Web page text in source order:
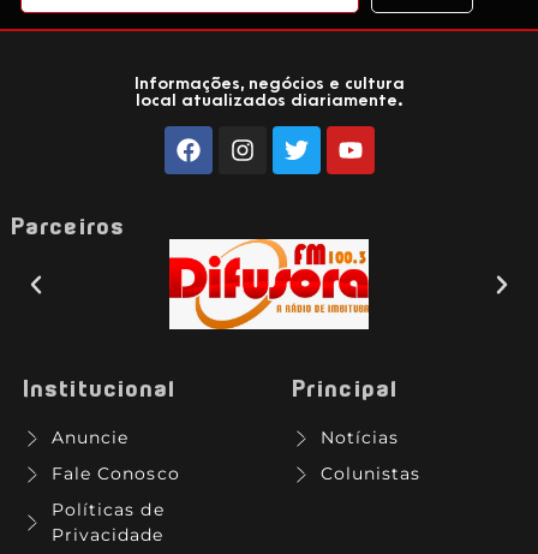
Informações, negócios e cultura
local atualizados diariamente.
Parceiros
Institucional
Anuncie
Fale Conosco
Políticas de
Privacidade
Principal
Notícias
Colunistas